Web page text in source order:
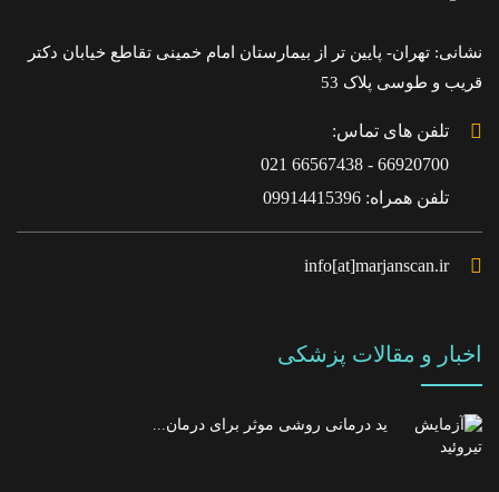
نشانی: تهران- پایین تر از بیمارستان امام خمینی تقاطع خیابان دکتر
قریب و طوسی پلاک 53
تلفن های تماس:
66920700 - 66567438 021
تلفن همراه: 09914415396
info[at]marjanscan.ir
اخبار و مقالات پزشکی
ید درمانی روشی موثر برای درمان...